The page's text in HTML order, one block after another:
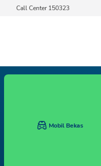
Call Center 150323
Mobil Bekas